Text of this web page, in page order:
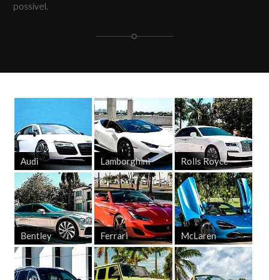
possível.
Audi Lamborghini Rolls Royce
Bentley Ferrari McLaren